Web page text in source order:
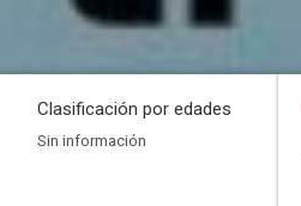
Clasificación por edades
Sin información